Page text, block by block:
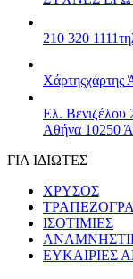
210 320 1111
Χάρτηςχάρτης
Ελ. Βενιζέλου
Αθήνα 10250
ΓΙΑ ΙΔΙΩΤΕΣ
ΧΡΥΣΟΣ
ΙΣΟΤΙΜΙΕΣ
ΕΥΚΑΙΡΙΕΣ